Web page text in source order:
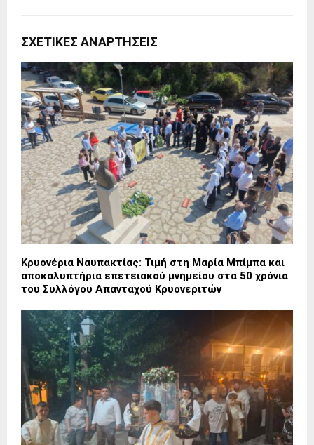
ΣΧΕΤΙΚΈΣ ΑΝΑΡΤΉΣΕΙΣ
Κρυονέρια Ναυπακτίας: Τιμή στη Μαρία Μπίμπα και
αποκαλυπτήρια επετειακού μνημείου στα 50 χρόνια
του Συλλόγου Απανταχού Κρυονεριτών